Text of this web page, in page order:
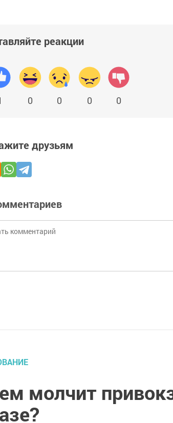
реакции
0 0 0 0
друзьям
молчит